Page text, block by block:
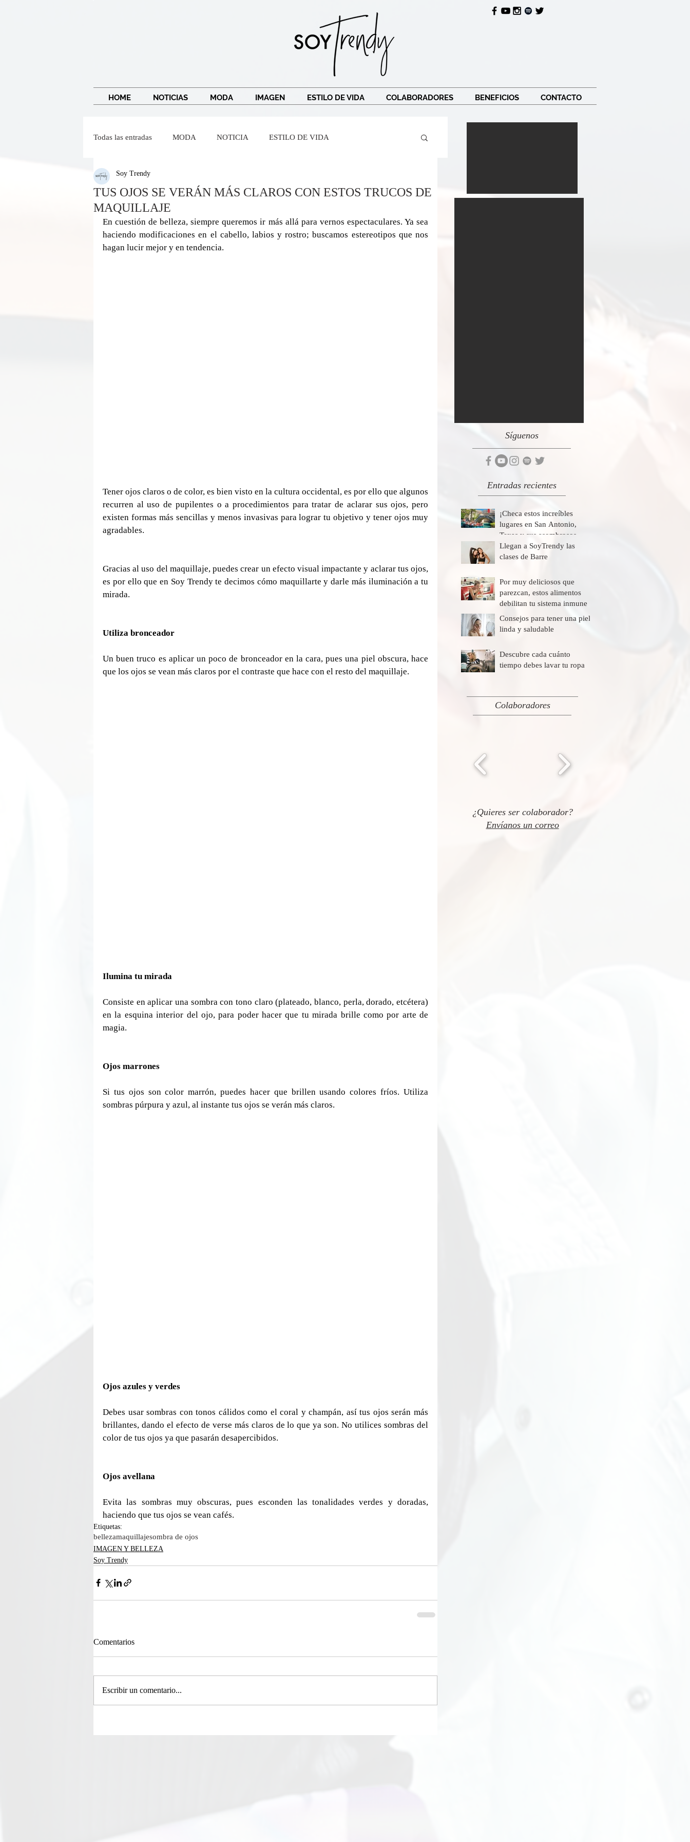
HOME NOTICIAS MODA IMAGEN ESTILO DE VIDA COLABORADORES BENEFICIOS CONTACTO
Todas las entradas MODA NOTICIA ESTILO DE VIDA
IMAGEN Y BELLEZA
Dr Federico Baena Q Salvador Mairena BarreAndTribe TRAVEL
TUS OJOS SE VERÁN MÁS CLAROS CON ESTOS TRUCOS DE
MAQUILLAJE
Soy Trendy
En cuestión de belleza, siempre queremos ir más allá para vernos espectaculares. Ya sea
haciendo modificaciones en el cabello, labios y rostro; buscamos estereotipos que nos
hagan lucir mejor y en tendencia.
Tener ojos claros o de color, es bien visto en la cultura occidental, es por ello que algunos
recurren al uso de pupilentes o a procedimientos para tratar de aclarar sus ojos, pero
existen formas más sencillas y menos invasivas para lograr tu objetivo y tener ojos muy
agradables.
Gracias al uso del maquillaje, puedes crear un efecto visual impactante y aclarar tus ojos,
es por ello que en Soy Trendy te decimos cómo maquillarte y darle más iluminación a tu
mirada.
Utiliza bronceador
Un buen truco es aplicar un poco de bronceador en la cara, pues una piel obscura, hace
que los ojos se vean más claros por el contraste que hace con el resto del maquillaje.
Ilumina tu mirada
Consiste en aplicar una sombra con tono claro (plateado, blanco, perla, dorado, etcétera)
en la esquina interior del ojo, para poder hacer que tu mirada brille como por arte de
magia.
Ojos marrones
Si tus ojos son color marrón, puedes hacer que brillen usando colores fríos. Utiliza
sombras púrpura y azul, al instante tus ojos se verán más claros.
Ojos azules y verdes
Debes usar sombras con tonos cálidos como el coral y champán, así tus ojos serán más
brillantes, dando el efecto de verse más claros de lo que ya son. No utilices sombras del
color de tus ojos ya que pasarán desapercibidos.
Ojos avellana
Evita las sombras muy obscuras, pues esconden las tonalidades verdes y doradas,
haciendo que tus ojos se vean cafés.
Etiquetas:
bellezamaquillajesombra de ojos
IMAGEN Y BELLEZA
Soy Trendy
Comentarios
Escribir un comentario...
Síguenos
Entradas recientes
¡Checa estos increíbles
lugares en San Antonio,
Texas y sus asombrosos
descuentos!
Llegan a SoyTrendy las
clases de Barre
Por muy deliciosos que
parezcan, estos alimentos
debilitan tu sistema inmune
Consejos para tener una piel
linda y saludable
Descubre cada cuánto
tiempo debes lavar tu ropa
Colaboradores
¿Quieres ser colaborador?
Envíanos un correo